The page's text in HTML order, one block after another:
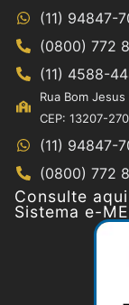
(11) 94847-
(0800) 772
(11) 4588-
Rua Bom
CEP: 13207-270
(11) 94847-
(0800) 772
Consulte
Sistema e-